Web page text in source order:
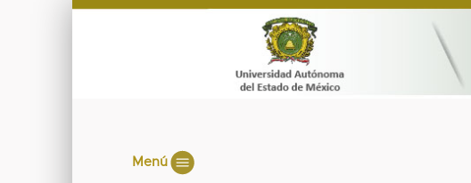
Menú